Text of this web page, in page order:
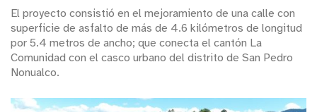
El proyecto consistió en el mejoramiento de una calle con
superficie de asfalto de más de 4.6 kilómetros de longitud
por 5.4 metros de ancho; que conecta el cantón La
Comunidad con el casco urbano del distrito de San Pedro
Nonualco.